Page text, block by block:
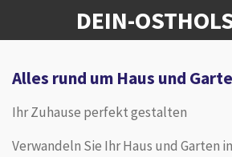
Hauptinhalt
DEIN-
Alles rund um Haus und
Ihr Zuhause perfekt gestalten
Verwandeln Sie Ihr Haus und Garten